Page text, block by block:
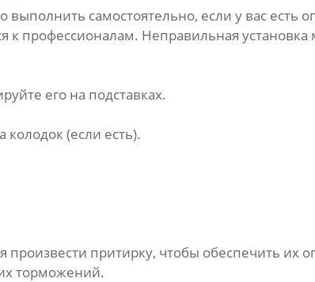
самостоятельно, если у вас есть
к профессионалам. Неправильная
его на подставках.
(если есть).
произвести притирку, чтобы обеспечить их
торможений.